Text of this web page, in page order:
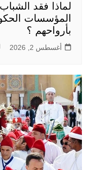
لماذا فقد الشباب
المؤسسات الحكومة
بأرواحهم ؟
أغسطس 2, 2026 0